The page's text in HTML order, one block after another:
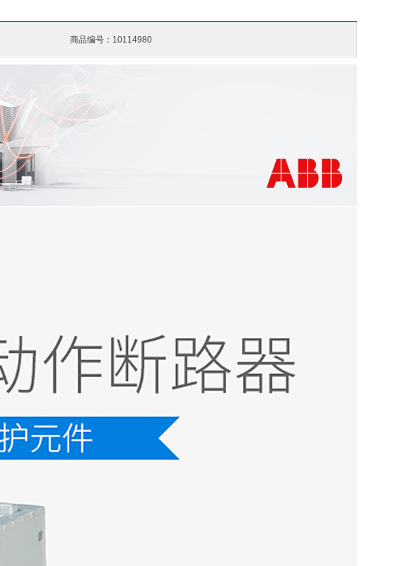
IPXXB
商品编号：10114980